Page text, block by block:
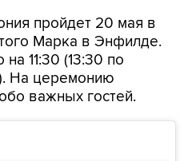
пройдет 20 мая в
Марка в Энфилде.
11:30 (13:30 по
На церемонию
важных гостей.